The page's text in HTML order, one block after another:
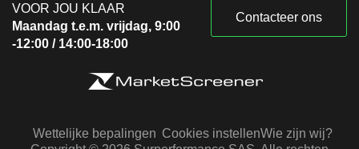
VOOR JOU KLAAR
Maandag t.e.m. vrijdag, 9:00
-12:00 / 14:00-18:00
Contacteer ons
Wettelijke bepalingen Cookies instellenWie zijn wij?